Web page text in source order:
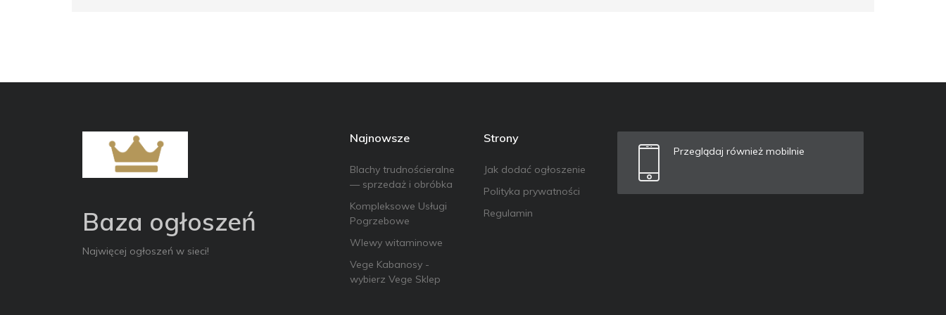
Baza ogłoszeń
Najwięcej ogłoszeń w sieci!
Najnowsze
Blachy trudnościeralne
— sprzedaż i obróbka
Kompleksowe Usługi
Pogrzebowe
Wlewy witaminowe
Vege Kabanosy -
wybierz Vege Sklep
Strony
Jak dodać ogłoszenie
Polityka prywatności
Regulamin
Przeglądaj również mobilnie